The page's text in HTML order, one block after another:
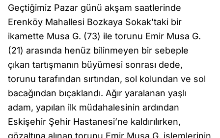
Geçtiğimiz Pazar günü akşam saatlerinde
Erenköy Mahallesi Bozkaya Sokak’taki bir
ikamette Musa G. (73) ile torunu Emir Musa G.
(21) arasında henüz bilinmeyen bir sebeple
çıkan tartışmanın büyümesi sonrası dede,
torunu tarafından sırtından, sol kolundan ve sol
bacağından bıçaklandı. Ağır yaralanan yaşlı
adam, yapılan ilk müdahalesinin ardından
Eskişehir Şehir Hastanesi’ne kaldırılırken,
gözaltına alınan torunu Emir Musa G. işlemlerinin